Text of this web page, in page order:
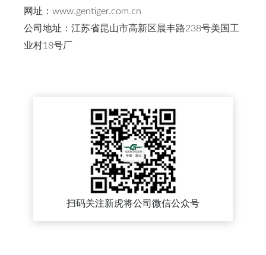
网址：www.gentiger.com.cn
公司地址：江苏省昆山市高新区晨丰路238号美国工
业村18号厂
扫码关注新虎将公司微信公众号